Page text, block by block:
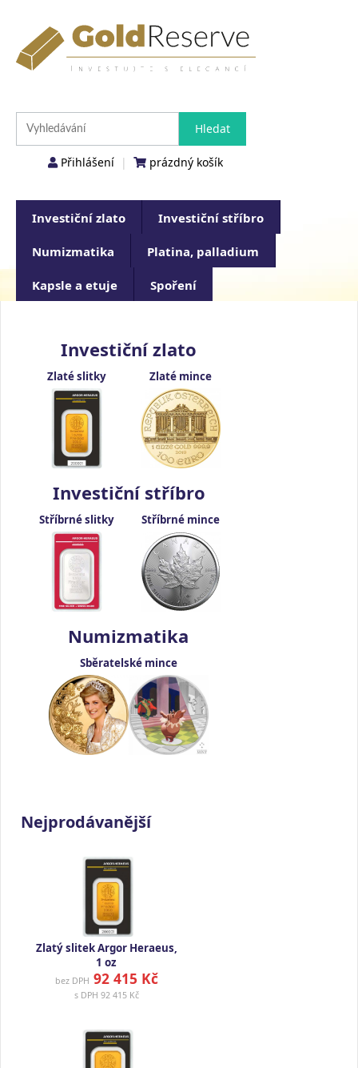
Přihlášení | prázdný košík
Investiční zlato Investiční stříbro
Numizmatika Platina, palladium
Kapsle a etuje Spoření
Investiční zlato
Zlaté slitky Zlaté mince
Investiční stříbro
Stříbrné slitky Stříbrné mince
Numizmatika
Sběratelské mince
Nejprodávanější
Zlatý slitek Argor Heraeus,
1 oz
bez DPH 92 415 Kč
s DPH 92 415 Kč